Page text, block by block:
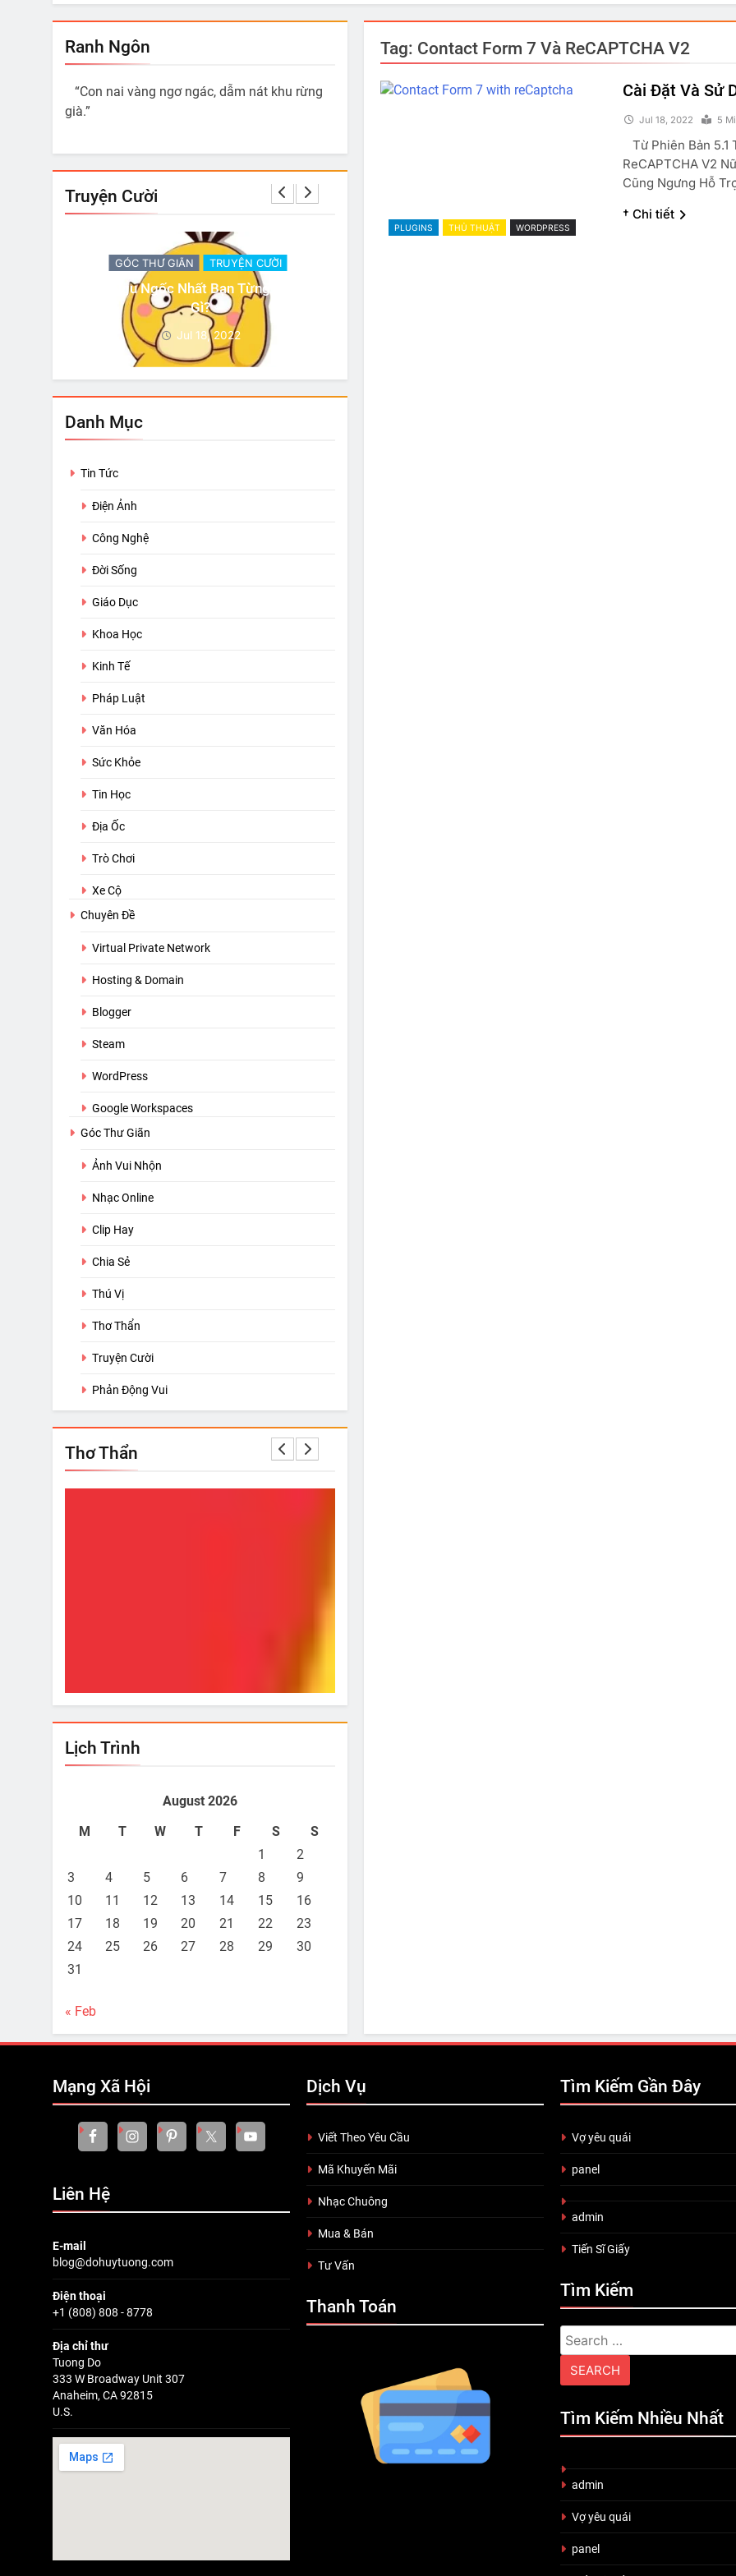
Ranh Ngôn
“Con nai vàng ngơ ngác, dẫm nát khu rừng
già.”
Truyện Cười
GÓC THƯ GIÃN TRUYỆN CƯỜI
Có 3 Sự Thật
Jul 18, 2022
Danh Mục
Tin Tức
Điện Ảnh
Công Nghệ
Đời Sống
Giáo Dục
Khoa Học
Kinh Tế
Pháp Luật
Văn Hóa
Sức Khỏe
Tin Học
Địa Ốc
Trò Chơi
Xe Cộ
Chuyên Đề
Virtual Private Network
Hosting & Domain
Blogger
Steam
WordPress
Google Workspaces
Góc Thư Giãn
Ảnh Vui Nhộn
Nhạc Online
Clip Hay
Chia Sẻ
Thú Vị
Thơ Thẩn
Truyện Cười
Phản Động Vui
Thơ Thẩn
Lịch Trình
August 2026
M
T W T F S
S
1
2
3
4 5 6 7 8
9
10
11 12 13 14 15
16
17
18 19 20 21 22
23
24
25 26 27 28 29
30
31
« Feb
Tag: Contact Form 7 Và ReCAPTCHA V2
PLUGINS THỦ THUẬT WORDPRESS
Cài Đặt Và Sử
Jul 18, 2022 5
Từ Phiên Bản 5.1
ReCAPTCHA V2
Cũng Ngưng Hỗ
† Chi tiết
Mạng Xã Hội
Liên Hệ
E-mail
blog@dohuytuong.com
Điện thoại
+1 (808) 808 - 8778
Địa chỉ thư
Tuong Do
333 W Broadway Unit 307
Anaheim, CA 92815
U.S.
Dịch Vụ
Viết Theo Yêu Cầu
Mã Khuyến Mãi
Nhạc Chuông
Mua & Bán
Tư Vấn
Thanh Toán
Tìm Kiếm Gần Đây
Vợ yêu quái
panel
admin
Tiến Sĩ Giấy
Tìm Kiếm
Search
for:
Tìm Kiếm Nhiều Nhất
admin
Vợ yêu quái
panel